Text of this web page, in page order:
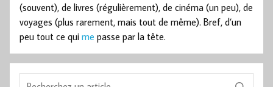
(souvent), de livres (régulièrement), de cinéma (un peu), de
voyages (plus rarement, mais tout de même). Bref, d’un
peu tout ce qui me passe par la tête.